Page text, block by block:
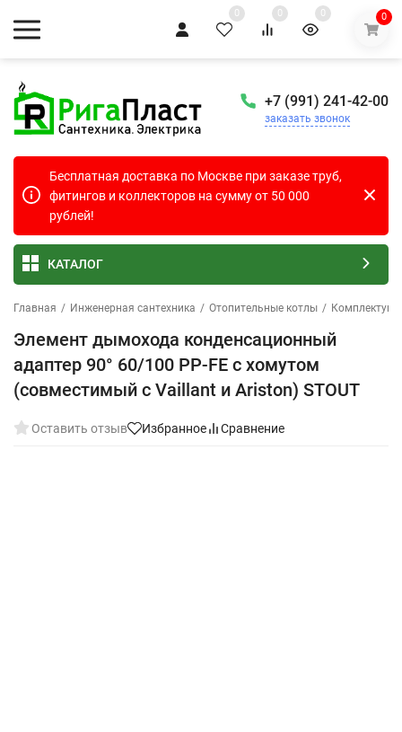
0 0 0 0
+7 (991) 241-42-00
заказать звонок
Бесплатная доставка по Москве при заказе труб,
фитингов и коллекторов на сумму от 50 000
рублей!
КАТАЛОГ
Главная / Инженерная сантехника / Отопительные котлы /
Элемент дымохода конденсационный
адаптер 90° 60/100 PP-FE c хомутом
(совместимый с Vaillant и Ariston) STOUT
Оставить отзыв Избранное Сравнение